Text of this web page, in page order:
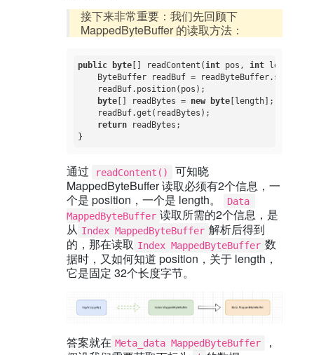
接下来非常重要：我们先回顾下
MappedByteBuffer 的读取方法：
public byte[] readContent(int pos, int length) {
    ByteBuffer readBuf = readByteBuffer.slice();
    readBuf.position(pos);
byte[] readBytes = new byte[length];
    readBuf.get(readBytes);
return readBytes;
通过 readContent()
可知晓
MappedByteBuffer 读取必须有2个信息，一
个是 position，一个是 length。
Data
MappedByteBuffer 读取所需的2个信息，是
从 Index MappedByteBuffer 解析后得到
的，那在读取 Index MappedByteBuffer 数
据时，又如何知道 position，关于 length，
它是固定 32个长度字节。
答案就在 Meta_data MappedByteBuffer
，